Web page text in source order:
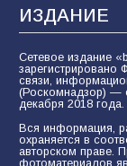
ИЗДАНИЕ
Сетевое издание
связи,
(Роскомнадзор) —
декабря 2018 года.
Вся информация,
охраняется в
авторском праве.
фотоматериалов